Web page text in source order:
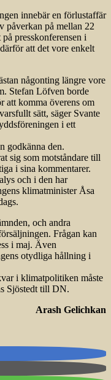
innebär en förlustaffär
påverkan på mellan 22
presskonferensen i
att det vore enkelt
någonting längre vore
Stefan Löfven borde
att komma överens om
sätt, säger Svante
i ett
godkänna den.
sig som motståndare till
i sina kommentarer.
och i den har
klimatminister Åsa
och andra
Frågan kan
i maj. Även
otydliga hållning i
i klimatpolitiken måste
Sjöstedt till DN.
Arash Gelichkan